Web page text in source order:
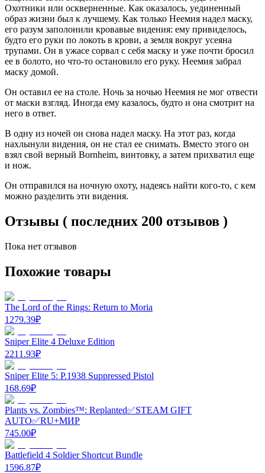
Охотники или оскверненные. Как оказалось, уединенный
образ жизни был к лучшему. Как только Неемия надел маску,
его разум заполонили кровавые видения: ему привиделось,
будто его руки по локоть в крови, а земля вокруг усеяна
трупами. Он в ужасе сорвал с себя маску и уже почти бросил
ее в болото, но что-то остановило его руку. Неемия забрал
маску домой.
Он оставил ее на столе. Ночь за ночью Неемия не мог отвести
от маски взгляд. Иногда ему казалось, будто и она смотрит на
него в ответ.
В одну из ночей он снова надел маску. На этот раз, когда
нахлынули видения, он не стал ее снимать. Вместо этого он
взял свой верный Bornheim, винтовку, а затем прихватил еще
и нож.
Он отправился на ночную охоту, надеясь найти кого-то, с кем
можно разделить эти видения.
Отзывы ( последних 200 отзывов )
Пока нет отзывов
Похожие товары
The Lord of the Rings: Return to Moria
1279.39₽
Sniper Elite 4 Deluxe Edition
2211.93₽
Sniper Elite 5: P.1938 Suppressed Pistol
168.69₽
Plants vs. Zombies™: Replanted✅STEAM GIFT
AUTO✅RU+МИР
745.00₽
Battlefield 4 Soldier Shortcut Bundle
1596.87₽